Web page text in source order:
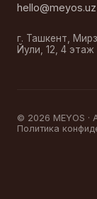
hello@meyos.uz
г. Ташкент,
Йули, 12, 4 этаж
© 2026 MEYOS ·
Политика